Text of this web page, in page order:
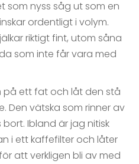
som nyss såg ut som en
ordentligt i volym.
riktigt fint, utom såna
som inte får vara med
på ett fat och låt den stå
Den vätska som rinner av
Ibland är jag nitisk
i ett kaffefilter och låter
att verkligen bli av med